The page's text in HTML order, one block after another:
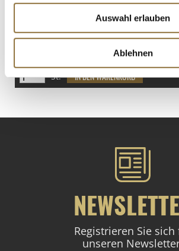
Auswahl erlauben
Ablehnen
KENNZEICHNUNGEN U.
€ 79,00
St.
Registrieren Sie sich
unseren